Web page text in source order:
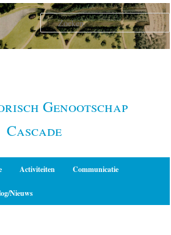
Genootschap
Cascade
Activiteiten Communicatie
Nieuws